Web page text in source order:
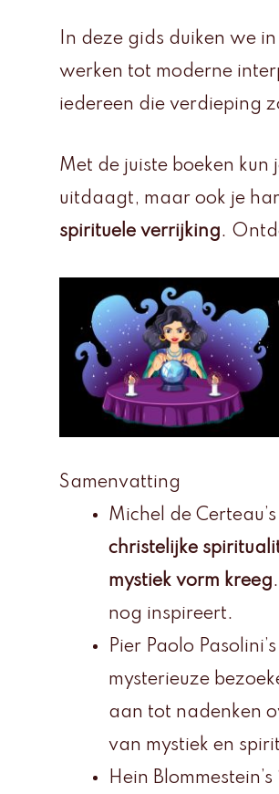
In deze gids duiken we
werken tot moderne
iedereen die verdieping
Met de juiste boeken kun
uitdaagt, maar ook je
spirituele verrijking.
Samenvatting
Michel de
christelijke
mystiek vorm kreeg
nog inspireert.
Pier Paolo
mysterieuze
aan tot nadenken
van mystiek en
Hein